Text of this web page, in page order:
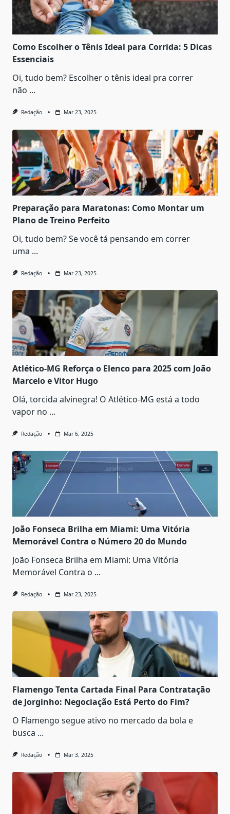
Como Escolher o Tênis Ideal para Corrida: 5 Dicas
Essenciais
Oi, tudo bem? Escolher o tênis ideal pra correr
não ...
Redação Mar 23, 2025
Preparação para Maratonas: Como Montar um
Plano de Treino Perfeito
Oi, tudo bem? Se você tá pensando em correr
uma ...
Redação Mar 23, 2025
Atlético-MG Reforça o Elenco para 2025 com João
Marcelo e Vitor Hugo
Olá, torcida alvinegra! O Atlético-MG está a todo
vapor no ...
Redação Mar 6, 2025
João Fonseca Brilha em Miami: Uma Vitória
Memorável Contra o Número 20 do Mundo
João Fonseca Brilha em Miami: Uma Vitória
Memorável Contra o ...
Redação Mar 23, 2025
Flamengo Tenta Cartada Final Para Contratação
de Jorginho: Negociação Está Perto do Fim?
O Flamengo segue ativo no mercado da bola e
busca ...
Redação Mar 3, 2025